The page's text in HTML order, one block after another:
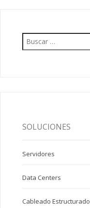
SOLUCIONES
Servidores
Data Centers
Cableado Estructurado